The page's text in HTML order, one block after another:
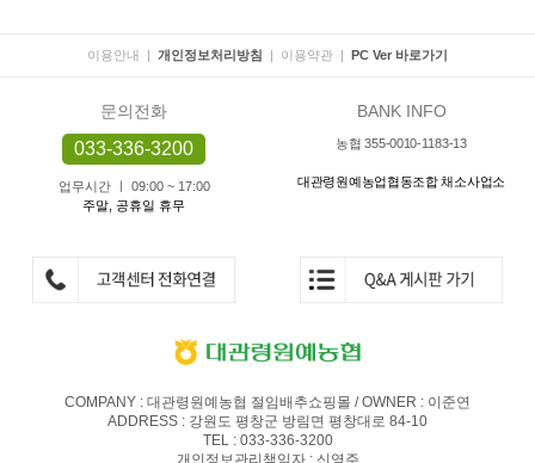
이용안내 | 개인정보처리방침 | 이용약관 | PC Ver 바로가기
문의전화
033-336-3200
업무시간 ㅣ 09:00 ~ 17:00
주말, 공휴일 휴무
BANK INFO
농협 355-0010-1183-13
대관령원예농업협동조합 채소사업소
COMPANY : 대관령원예농협 절임배추쇼핑몰 / OWNER : 이준연
ADDRESS : 강원도 평창군 방림면 평창대로 84-10
TEL : 033-336-3200
개인정보관리책임자 : 신영주